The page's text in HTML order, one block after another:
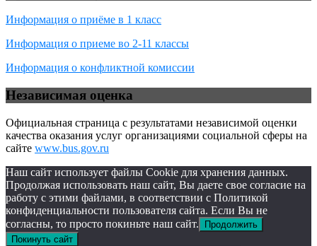
Информация о приёме в 1 класс
Информация о приеме во 2-11 классы
Информация о конфликтной комиссии
Независимая оценка
Официальная страница с результатами независимой оценки
качества оказания услуг организациями социальной сферы на
сайте www.bus.gov.ru
Наш сайт использует файлы Cookie для хранения данных.
Продолжая использовать наш сайт, Вы даете свое согласие на
работу с этими файлами, в соответствии с Политикой
конфиденциальности пользователя сайта. Если Вы не
согласны, то просто покиньте наш сайт.
Продолжить
Покинуть сайт